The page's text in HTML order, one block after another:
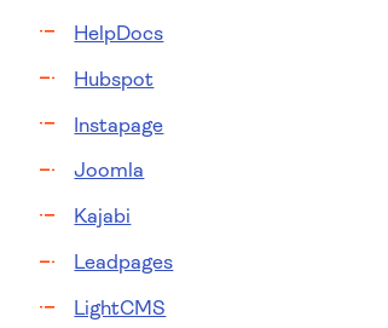
HelpDocs
Hubspot
Instapage
Joomla
Kajabi
Leadpages
LightCMS